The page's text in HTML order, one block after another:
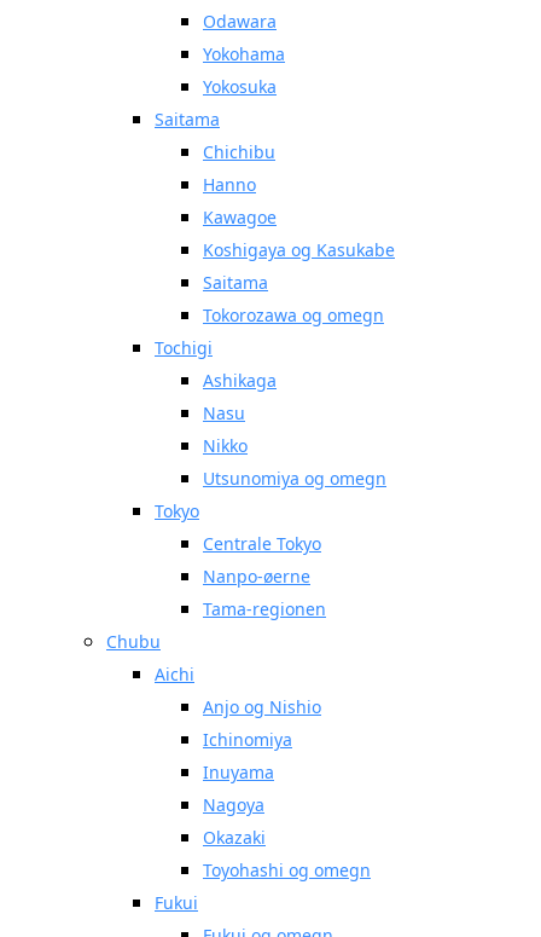
Odawara
Yokohama
Yokosuka
Saitama
Chichibu
Hanno
Kawagoe
Koshigaya og Kasukabe
Saitama
Tokorozawa og omegn
Tochigi
Ashikaga
Nasu
Nikko
Utsunomiya og omegn
Tokyo
Centrale Tokyo
Nanpo-øerne
Tama-regionen
Chubu
Aichi
Anjo og Nishio
Ichinomiya
Inuyama
Nagoya
Okazaki
Toyohashi og omegn
Fukui